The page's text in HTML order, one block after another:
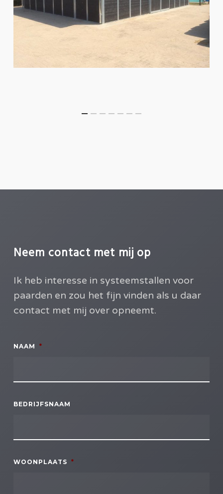
Neem contact met mij op
Ik heb interesse in systeemstallen voor
paarden en zou het fijn vinden als u daar
contact met mij over opneemt.
NAAM *
BEDRIJFSNAAM
WOONPLAATS *